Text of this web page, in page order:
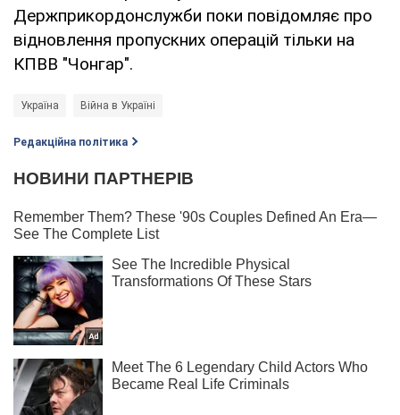
Держприкордонслужби поки повідомляє про
відновлення пропускних операцій тільки на
КПВВ "Чонгар".
Україна Війна в Україні
Редакційна політика